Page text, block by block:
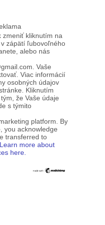
zmeniť kliknutím na
zápätí ľubovoľného
alebo nás
Vaše
Viac informácií
osobných údajov
Kliknutím
že Vaše údaje
s týmito
platform. By
you acknowledge
transferred to
Learn more about
here.